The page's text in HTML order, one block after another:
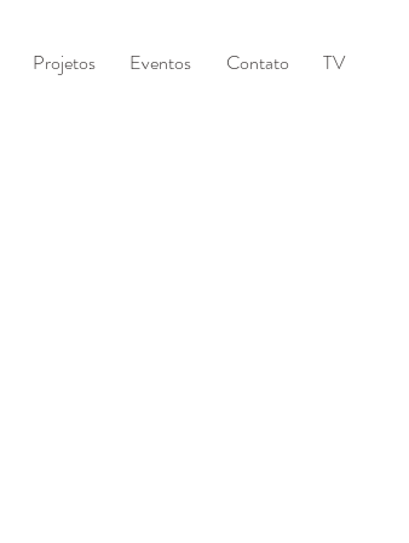
Projetos Eventos Contato TV